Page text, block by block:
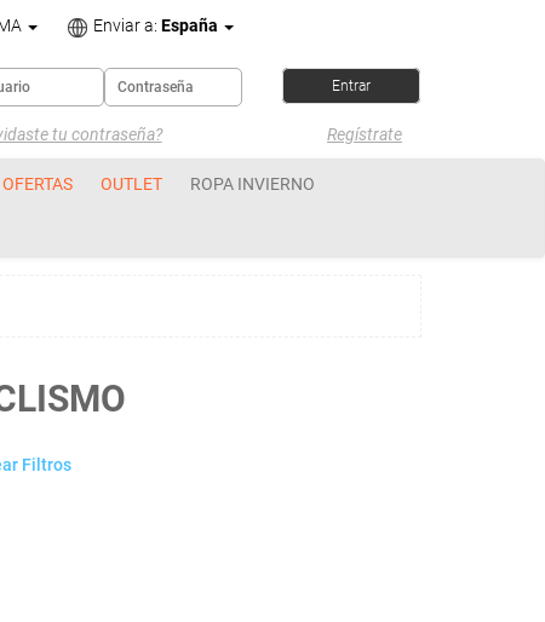
Enviar a: España
tu contraseña? Regístrate
OFERTAS OUTLET ROPA INVIERNO
Filtros